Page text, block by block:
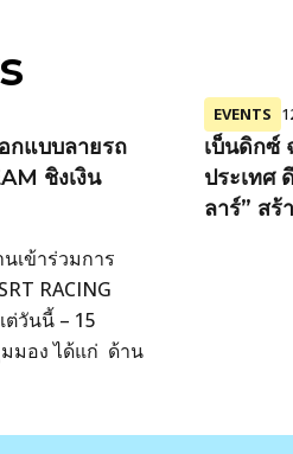
กแบบลายรถ
ชิงเงิน
เข้าร่วมการ
RACING
วันนี้ – 15
มอง ได้แก่ ด้าน
EVENTS
เบ็นดิกซ์
ประเทศ
ลาร์” สร้